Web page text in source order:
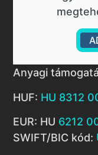
Anyagi
HUF: HU 8312
EUR: HU 6212
SWIFT/BIC kód: